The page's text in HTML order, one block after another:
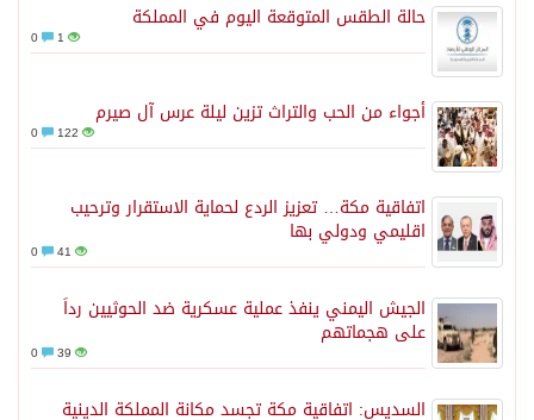
حالة الطقس المتوقعة اليوم في المملكة
1
أجواء من الحب والتراث تزين ليلة عرس آل صيرم
122
اتفاقية مكة… تعزيز الردع لحماية الاستقرار وترحيب
اقليمي ودولي بها
41
الجيش اليمني ينفذ عملية عسكرية ضد الحوثيين رداً
على هجماتهم
39
السديس: اتفاقية مكة تجسد مكانة المملكة الدينية